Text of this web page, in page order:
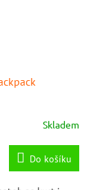
Skladem
Do košíku